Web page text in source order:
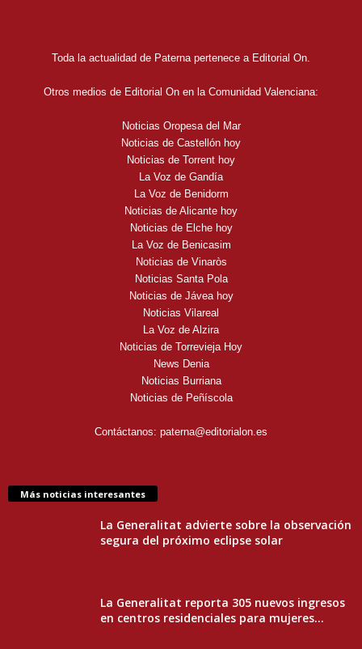
Toda la actualidad de Paterna pertenece a Editorial On.
Otros medios de Editorial On en la Comunidad Valenciana:
Noticias Oropesa del Mar
Noticias de Castellón hoy
Noticias de Torrent hoy
La Voz de Gandía
La Voz de Benidorm
Noticias de Alicante hoy
Noticias de Elche hoy
La Voz de Benicasim
Noticias de Vinaròs
Noticias Santa Pola
Noticias de Jávea hoy
Noticias Vilareal
La Voz de Alzira
Noticias de Torrevieja Hoy
News Denia
Noticias Burriana
Noticias de Peñíscola
Contáctanos: paterna@editorialon.es
Más noticias interesantes
La Generalitat advierte sobre la observación
segura del próximo eclipse solar
La Generalitat reporta 305 nuevos ingresos
en centros residenciales para mujeres...